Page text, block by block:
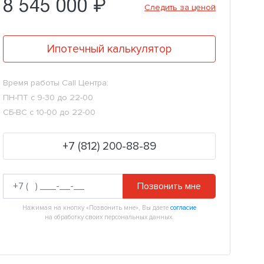
8 545 000 ₽ Следить за ценой
Ипотечный калькулятор
Время работы Call Центра:
ПН-ПТ с 9-30 до 22-00
СБ-ВС с 10-00 до 22-00
+7 (812) 200-88-89
Позвонить мне
Нажимая на кнопку «Позвонить мне», Вы даете согласие
на обработку своих персональных данных.